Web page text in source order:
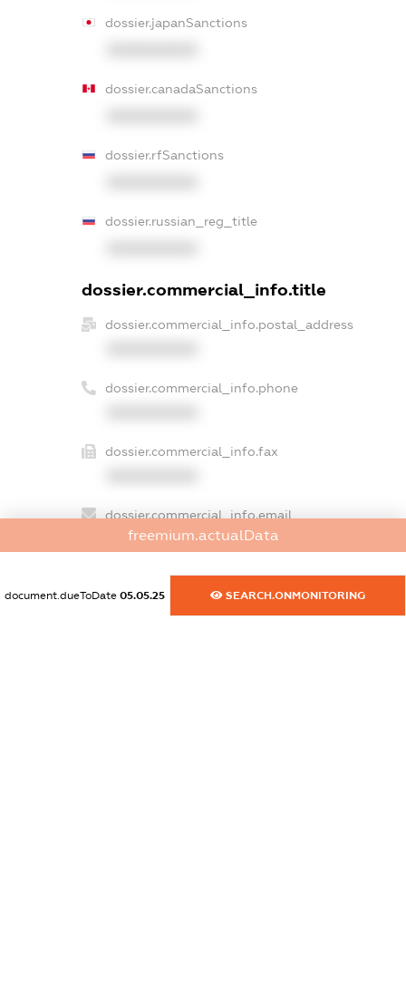
dossier.japanSanctions
dossier.canadaSanctions
dossier.rfSanctions
dossier.russian_reg_title
dossier.commercial_info.title
dossier.commercial_info.postal_address
dossier.commercial_info.phone
dossier.commercial_info.fax
dossier.commercial_info.email
XXXXXXXXXX
dossier.commercial_info.website
XXXXXXXXXX
freemium.actualData
document.dueToDate 05.05.25 SEARCH.ONMONITORING